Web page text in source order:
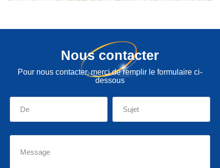
Nous contacter
Pour nous contacter, merci de remplir le formulaire ci-
dessous